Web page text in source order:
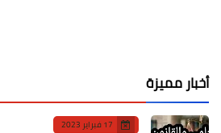
أخبار مميزة
17 فبراير 2023